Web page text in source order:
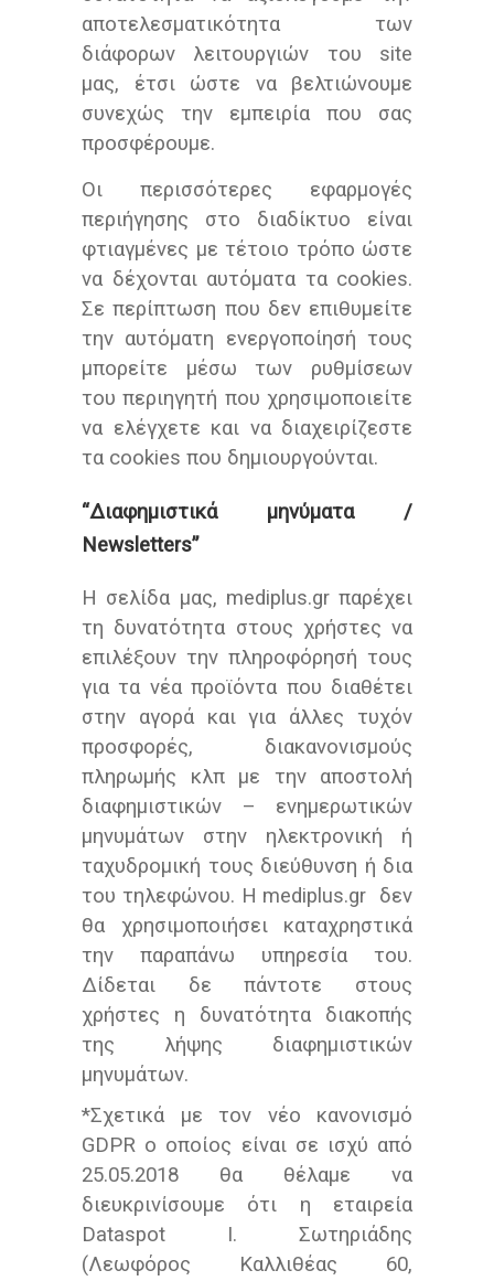
αποτελεσματικότητα των
διάφορων λειτουργιών του site
μας, έτσι ώστε να βελτιώνουμε
συνεχώς την εμπειρία που σας
προσφέρουμε.
Oι περισσότερες εφαρμογές
περιήγησης στο διαδίκτυο είναι
φτιαγμένες με τέτοιο τρόπο ώστε
να δέχονται αυτόματα τα cookies.
Σε περίπτωση που δεν επιθυμείτε
την αυτόματη ενεργοποίησή τους
μπορείτε μέσω των ρυθμίσεων
του περιηγητή που χρησιμοποιείτε
να ελέγχετε και να διαχειρίζεστε
τα cookies που δημιουργούνται.
“Διαφημιστικά μηνύματα /
Newsletters”
Η σελίδα μας, mediplus.gr παρέχει
τη δυνατότητα στους χρήστες να
επιλέξουν την πληροφόρησή τους
για τα νέα προϊόντα που διαθέτει
στην αγορά και για άλλες τυχόν
προσφορές, διακανονισμούς
πληρωμής κλπ με την αποστολή
διαφημιστικών – ενημερωτικών
μηνυμάτων στην ηλεκτρονική ή
ταχυδρομική τους διεύθυνση ή δια
του τηλεφώνου. Η mediplus.gr δεν
θα χρησιμοποιήσει καταχρηστικά
την παραπάνω υπηρεσία του.
Δίδεται δε πάντοτε στους
χρήστες η δυνατότητα διακοπής
της λήψης διαφημιστικών
μηνυμάτων.
*Σχετικά με τον νέο κανονισμό
GDPR ο οποίος είναι σε ισχύ από
25.05.2018 θα θέλαμε να
διευκρινίσουμε ότι η εταιρεία
Dataspot Ι. Σωτηριάδης
(Λεωφόρος Καλλιθέας 60,